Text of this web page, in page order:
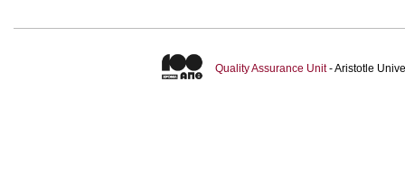
Quality Assurance Unit- Aristotle